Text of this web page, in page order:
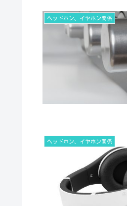
ヘッドホン、イヤホン関係
ヘッドホン、イヤホン関係